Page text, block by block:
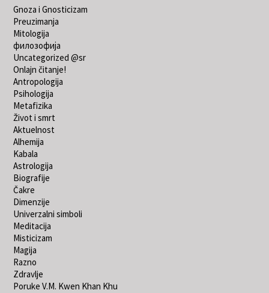
Gnoza i Gnosticizam
Preuzimanja
Mitologija
филозофија
Uncategorized @sr
Onlajn čitanje!
Antropologija
Psihologija
Metafizika
Život i smrt
Aktuelnost
Alhemija
Kabala
Astrologija
Biografije
Čakre
Dimenzije
Univerzalni simboli
Meditacija
Misticizam
Magija
Razno
Zdravlje
Poruke V.M. Kwen Khan Khu